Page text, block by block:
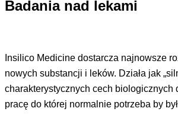
Badania nad lekami
Insilico Medicine dostarcza najnowsze
nowych substancji i leków. Działa jak
charakterystycznych cech
pracę do której normalnie potrzeba by